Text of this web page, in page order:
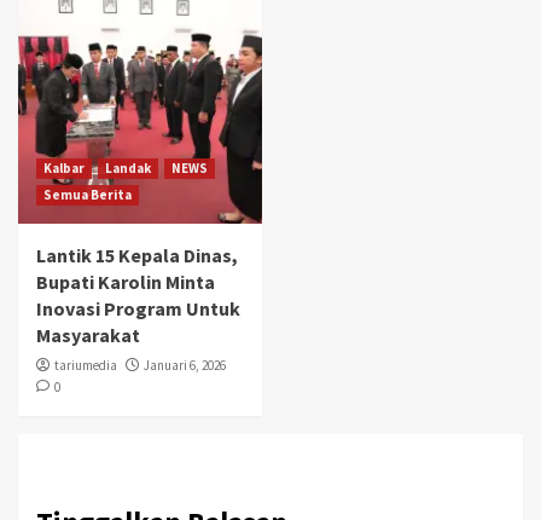
Kalbar Landak
NEWS
Semua Berita
Lantik 15 Kepala Dinas,
Bupati Karolin Minta
Inovasi Program Untuk
Masyarakat
tariumedia
Januari 6, 2026
0